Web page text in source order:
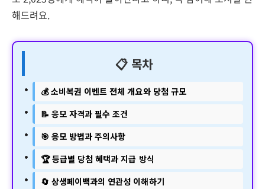
해드려요.
📋 목차
💰 소비복권 이벤트 전체 개요와 당첨 규모
📝 응모 자격과 필수 조건
🎯 응모 방법과 주의사항
🏆 등급별 당첨 혜택과 지급 방식
🔄 상생페이백과의 연관성 이해하기